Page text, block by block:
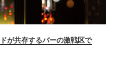
が共存するバーの激戦区で